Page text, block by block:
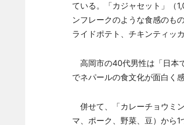
ている。「カジャセット」（
ンフレークのような食感のも
ライドポテト、チキンティッ
高岡市の40代男性は「日本
でネパールの食文化が面白く
併せて、「カレーチョウミ
マ、ポーク、野菜、豆）から